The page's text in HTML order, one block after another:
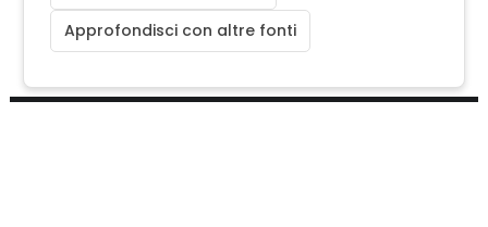
Approfondisci con altre fonti